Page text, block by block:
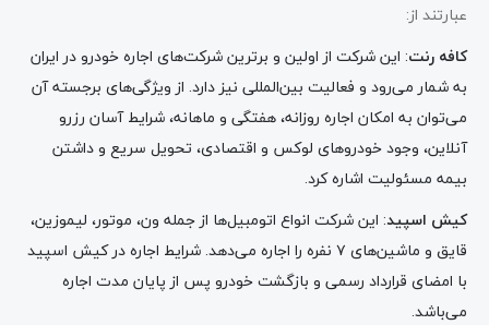
عبارتند از:
کافه رنت: این شرکت از اولین و برترین شرکت‌های اجاره خودرو در ایران
به شمار می‌رود و فعالیت بین‌المللی نیز دارد. از ویژگی‌های برجسته آن
می‌توان به امکان اجاره روزانه، هفتگی و ماهانه، شرایط آسان رزرو
آنلاین، وجود خودروهای لوکس و اقتصادی، تحویل سریع و داشتن
بیمه مسئولیت اشاره کرد.
کیش اسپید: این شرکت انواع اتومبیل‌ها از جمله ون، موتور، لیموزین،
قایق و ماشین‌های ۷ نفره را اجاره می‌دهد. شرایط اجاره در کیش اسپید
با امضای قرارداد رسمی و بازگشت خودرو پس از پایان مدت اجاره
می‌باشد.